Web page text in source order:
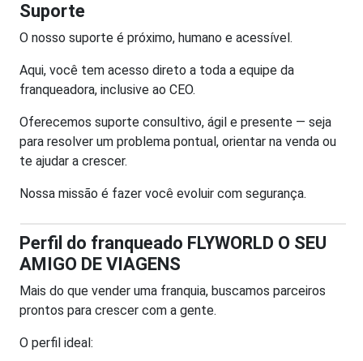
Suporte
O nosso suporte é próximo, humano e acessível.
Aqui, você tem acesso direto a toda a equipe da
franqueadora, inclusive ao CEO.
Oferecemos suporte consultivo, ágil e presente — seja
para resolver um problema pontual, orientar na venda ou
te ajudar a crescer.
Nossa missão é fazer você evoluir com segurança.
Perfil do franqueado FLYWORLD O SEU
AMIGO DE VIAGENS
Mais do que vender uma franquia, buscamos parceiros
prontos para crescer com a gente.
O perfil ideal: